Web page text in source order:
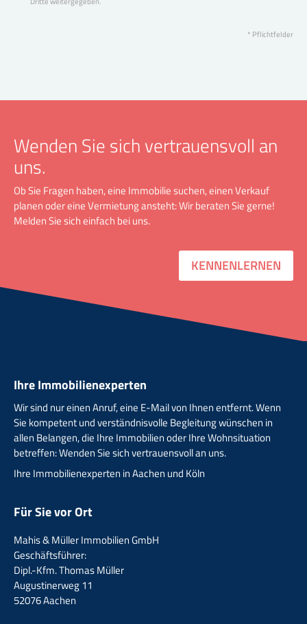
* Pflichtfelder
Wenden Sie sich vertrauensvoll an
uns.
Ob Sie Fragen haben, eine Immobilie suchen, einen Verkauf
planen oder eine Vermietung ansteht: Wir beraten Sie gerne!
Melden Sie sich einfach bei uns.
KENNENLERNEN
Ihre Immobilienexperten
Wir sind nur einen Anruf, eine E-Mail von Ihnen entfernt. Wenn
Sie kompetent und verständnisvolle Begleitung wünschen in
allen Belangen, die Ihre Immobilien oder Ihre Wohnsituation
betreffen: Wenden Sie sich vertrauensvoll an uns.
Ihre Immobilienexperten in Aachen und Köln
Für Sie vor Ort
Mahis & Müller Immobilien GmbH
Geschäftsführer:
Dipl.-Kfm. Thomas Müller
Augustinerweg 11
52076 Aachen